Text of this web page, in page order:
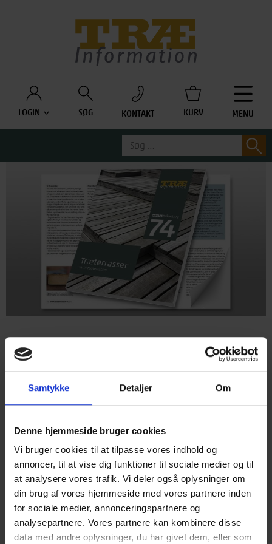
Samtykke Detaljer Om
Denne hjemmeside bruger cookies
Vi bruger cookies til at tilpasse vores indhold og
annoncer, til at vise dig funktioner til sociale medier og til
at analysere vores trafik. Vi deler også oplysninger om
din brug af vores hjemmeside med vores partnere inden
for sociale medier, annonceringspartnere og
analysepartnere. Vores partnere kan kombinere disse
data med andre oplysninger, du har givet dem, eller som
LOGIN SØG KONTAKT KURV MENU
Søg
efter:
21. JANUAR 2019
TRÆ 74 TRÆTERRASSER
SAMT TAGTERRASSER
af træ; både i haver, som kvistaltaner og på tage.
Det gælder ved såvel eksisterende byggeri som ved
nybyggeri.
Træinformation har netop udgivet bogen, TRÆ 74 Træterrasser
samt tagterrasser, da markedet for publikationer og